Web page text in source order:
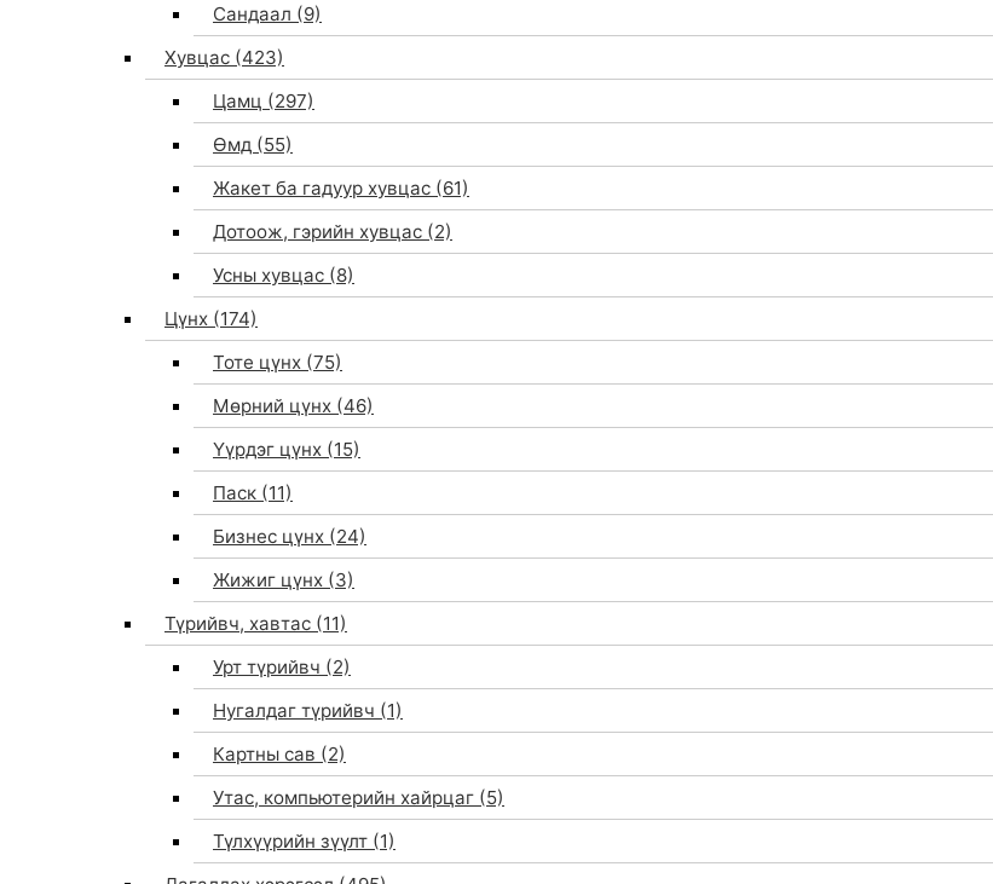
Сандаал (9)
Хувцас (423)
Цамц (297)
Өмд (55)
Жакет ба гадуур хувцас (61)
Дотоож, гэрийн хувцас (2)
Усны хувцас (8)
Цүнх (174)
Тоте цүнх (75)
Мөрний цүнх (46)
Үүрдэг цүнх (15)
Паск (11)
Бизнес цүнх (24)
Жижиг цүнх (3)
Түрийвч, хавтас (11)
Урт түрийвч (2)
Нугалдаг түрийвч (1)
Картны сав (2)
Утас, компьютерийн хайрцаг (5)
Түлхүүрийн зүүлт (1)